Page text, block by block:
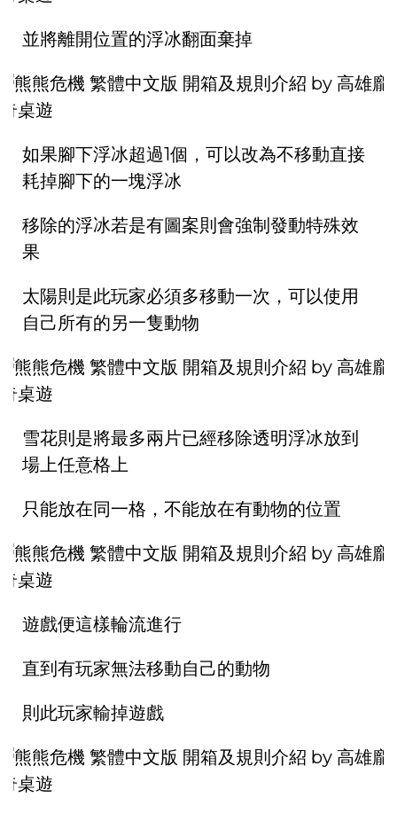
並將離開位置的浮冰翻面棄掉
如果腳下浮冰超過1個，可以改為不移動直接
耗掉腳下的一塊浮冰
移除的浮冰若是有圖案則會強制發動特殊效
果
太陽則是此玩家必須多移動一次，可以使用
自己所有的另一隻動物
雪花則是將最多兩片已經移除透明浮冰放到
場上任意格上
只能放在同一格，不能放在有動物的位置
遊戲便這樣輪流進行
直到有玩家無法移動自己的動物
則此玩家輸掉遊戲